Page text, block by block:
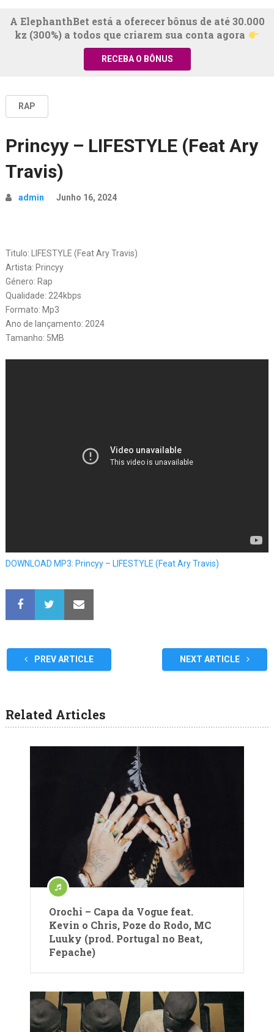
A ElephanthBet está a oferecer bônus de até 30.000
kz (300%) a todos que criarem sua conta agora
RECEBA O BÔNUS
RAP
Princyy – LIFESTYLE (Feat Ary
Travis)
admin Junho 16, 2024
Titulo: LIFESTYLE (Feat Ary Travis)
Artista: Princyy
Género: Rap
Qualidade: 224kbps
Formato: Mp3
Ano de lançamento: 2024
Tamanho: 5MB
DOWNLOAD MP3: Princyy – LIFESTYLE (Feat Ary Travis)
PREV ARTICLE NEXT ARTICLE
Related Articles
Orochi – Capa da Vogue feat.
Kevin o Chris, Poze do Rodo, MC
Luuky (prod. Portugal no Beat,
Fepache)